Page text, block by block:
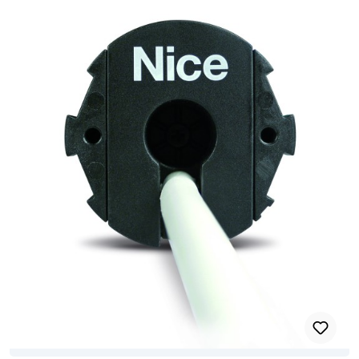
Rollladenbewegung. Ebenen-Programmierung: schnell und sicher.
Dank dieser Funktion sieht die Einstellung mehrere
Auswahlmöglichkeiten vor, und bei falscher Auswahl startet die
Programmierung wieder bei der vorherigen Ebene, ohne dass die
bisher vorgenommenen Einstellung neu programmiert werden
müssen. Speichersperre zur Vermeidung versehntlicher
Speicherungen. Einstellung mehrerer mittlerer Öffnungshöhen.
Dank 3-Draht Techonolgie Nice TTBus: Bedienung der
Motorbewegung über Niederspannungssteuerung. Dank
integrierter elektronischer Platine können mehrere Motoren ohne
zusätzliche Steuergeräte parallelgeschaltet und von einem
einzigen Bedienelement gesteuert werden. Sicherheit für den
Antrieb. Maximale Präzision der Rolladenpositionen: dank
dynamischer Selbstaktualisierung der Endlagen ( nur in Automatik
und Halbautomatik), mit der das mit der Zeit auftretende
Ausdehnen und Zusammenziehen der Struktur ausgeglichen wird.
Die Encoder-Technologie garantiert millimetergenaue Päzision
und dauerhafte Beibehaltung der eingestellten Werte, auch bei
hohen Temperaturen, sowie eine stets optimale Krafteinwirkung
auf den Rollladen. Perfekter Lauf, auch bei Auftreten von
Kraftkontrolle während der Aufwärtsbewegung und erkennt